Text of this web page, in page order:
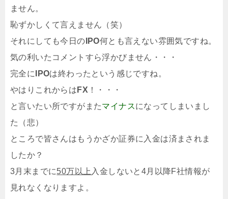
ません。
恥ずかしくて言えません（笑）
それにしても今日の IPO何とも言えない雰囲気ですね。
気の利いたコメントすら浮かびません・・・
完全に IPOは終わったという感じですね。
やはりこれからは FX ！・・・
と言いたい所ですがまたマイナスになってしまいまし
た（悲）
ところで皆さんはもうかざか証券に入金は済まされま
したか？
3月末までに50万以上 入金しないと4月以降F社情報が
見れなくなりますよ。